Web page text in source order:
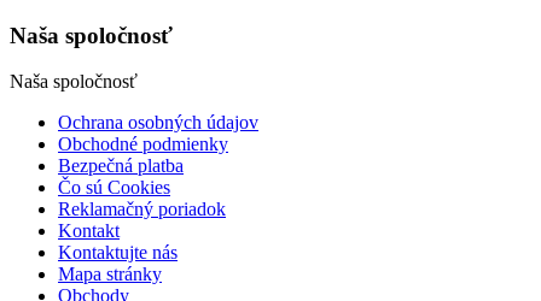
Naša spoločnosť
Naša spoločnosť
Ochrana osobných údajov
Obchodné podmienky
Bezpečná platba
Čo sú Cookies
Reklamačný poriadok
Kontakt
Kontaktujte nás
Mapa stránky
Obchody